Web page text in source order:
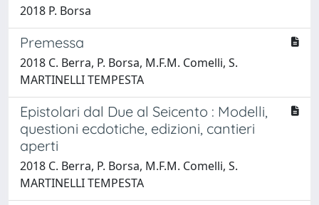
2018 P. Borsa
Premessa
2018 C. Berra, P. Borsa, M.F.M. Comelli, S.
MARTINELLI TEMPESTA
Epistolari dal Due al Seicento : Modelli,
questioni ecdotiche, edizioni, cantieri
aperti
2018 C. Berra, P. Borsa, M.F.M. Comelli, S.
MARTINELLI TEMPESTA